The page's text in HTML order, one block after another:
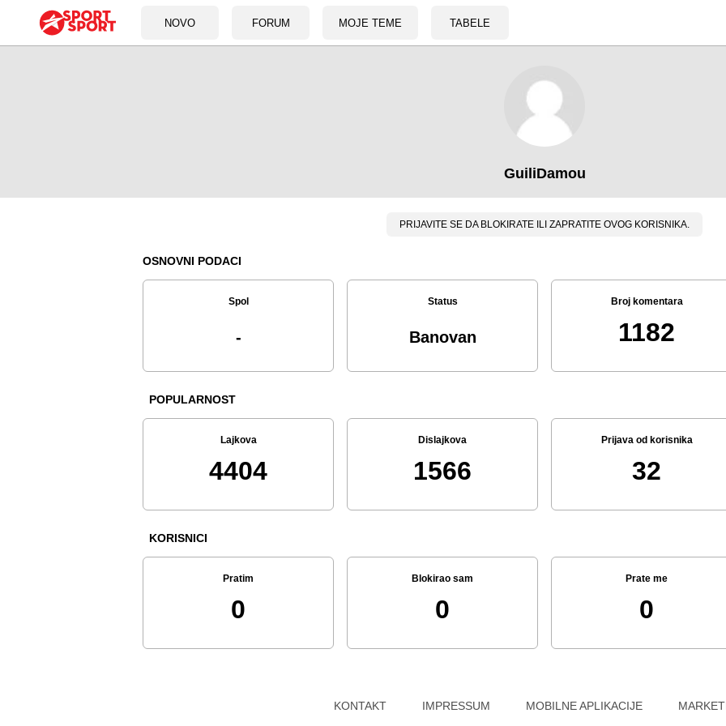
NOVO FORUM MOJE TEME TABELE
GuiliDamou
PRIJAVITE SE DA BLOKIRATE ILI ZAPRATITE OVOG KORISNIKA.
OSNOVNI PODACI
Spol
-
Status
Banovan
Broj komentara
1182
POPULARNOST
Lajkova
4404
Dislajkova
1566
Prijava od korisnika
32
KORISNICI
Pratim
0
Blokirao sam
0
Prate me
0
KONTAKT IMPRESSUM MOBILNE APLIKACIJE